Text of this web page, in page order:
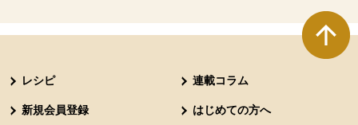
レシピ 連載コラム
新規会員登録 はじめての方へ